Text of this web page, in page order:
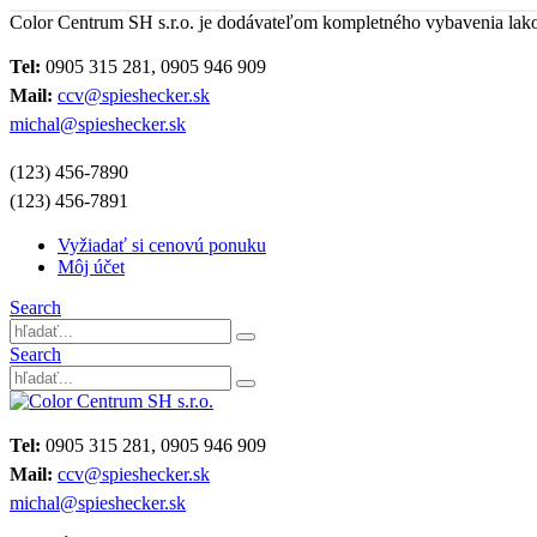
Color Centrum SH s.r.o. je dodávateľom kompletného vybavenia
Tel: 0905 315 281, 0905 946 909
Mail: ccv@spieshecker.sk
michal@spieshecker.sk
(123) 456-7890
(123) 456-7891
Vyžiadať si cenovú ponuku
Môj účet
Search
Search
Tel: 0905 315 281, 0905 946 909
Mail: ccv@spieshecker.sk
michal@spieshecker.sk